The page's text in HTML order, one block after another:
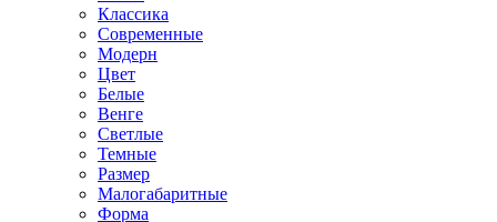
Классика
Современные
Модерн
Цвет
Белые
Венге
Светлые
Темные
Размер
Малогабаритные
Форма